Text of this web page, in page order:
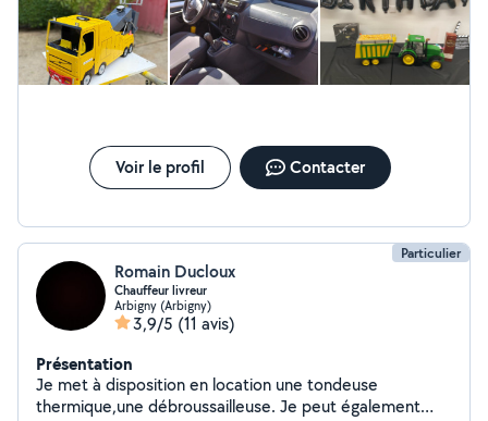
Voir le profil Contacter
Particulier
Romain Ducloux
Chauffeur livreur
Arbigny (Arbigny)
3,9/5 (11 avis)
Présentation
Je met à disposition en location une tondeuse
thermique,une débroussailleuse. Je peut également